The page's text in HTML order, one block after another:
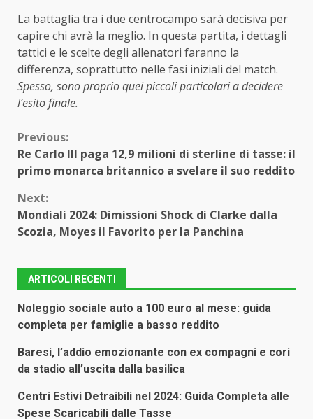
La battaglia tra i due centrocampo sarà decisiva per
capire chi avrà la meglio. In questa partita, i dettagli
tattici e le scelte degli allenatori faranno la
differenza, soprattutto nelle fasi iniziali del match.
Spesso, sono proprio quei piccoli particolari a decidere
l’esito finale.
Continue
Reading
Previous:
Re Carlo III paga 12,9 milioni di sterline di tasse: il
primo monarca britannico a svelare il suo reddito
Next:
Mondiali 2024: Dimissioni Shock di Clarke dalla
Scozia, Moyes il Favorito per la Panchina
ARTICOLI RECENTI
Noleggio sociale auto a 100 euro al mese: guida
completa per famiglie a basso reddito
Baresi, l’addio emozionante con ex compagni e cori
da stadio all’uscita dalla basilica
Centri Estivi Detraibili nel 2024: Guida Completa alle
Spese Scaricabili dalle Tasse